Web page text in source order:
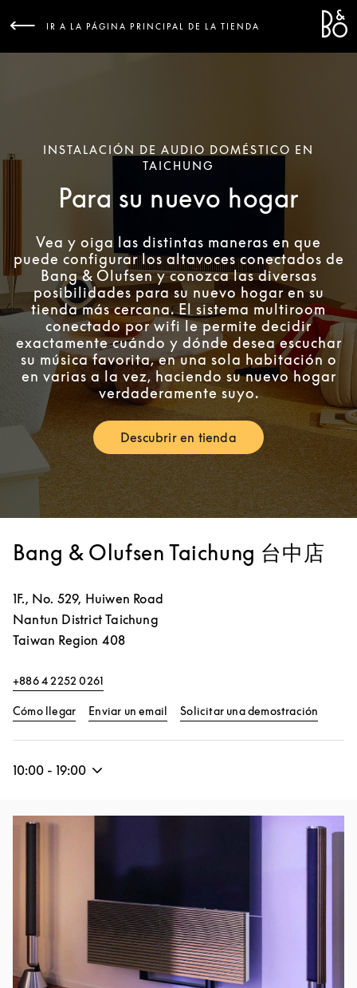
IR A LA PÁGINA PRINCIPAL DE LA TIENDA
INSTALACIÓN DE AUDIO DOMÉSTICO EN
TAICHUNG
Para su nuevo hogar
Vea y oiga las distintas maneras en que
puede configurar los altavoces conectados de
Bang & Olufsen y conozca las diversas
posibilidades para su nuevo hogar en su
tienda más cercana. El sistema multiroom
conectado por wifi le permite decidir
exactamente cuándo y dónde desea escuchar
su música favorita, en una sola habitación o
en varias a la vez, haciendo su nuevo hogar
verdaderamente suyo.
Descubrir en tiendaLink Opens in New Tab
Bang & Olufsen Taichung 台中店
1F., No. 529, Huiwen Road
Nantun District Taichung
Taiwan Region 408
+886 4 2252 0261
Cómo llegarLink Opens in New Tab
Enviar un email Solicitar una demostración
10:00 - 19:00
Imagen del evento